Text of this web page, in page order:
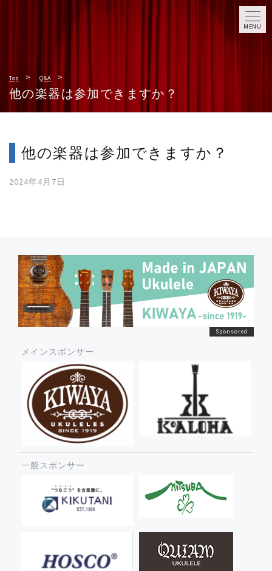
MENU
Top Q&A
他の楽器は参加できますか？
他の楽器は参加できますか？
2024年4月7日
メインスポンサー
一般スポンサー